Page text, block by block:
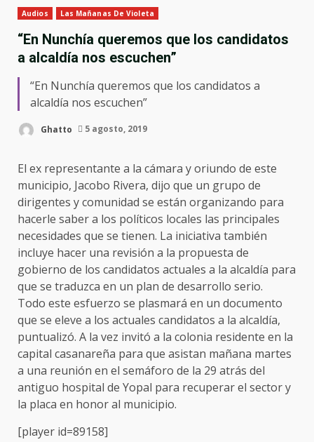
Audios Las Mañanas De Violeta
“En Nunchía queremos que los candidatos
a alcaldía nos escuchen”
“En Nunchía queremos que los candidatos a
alcaldía nos escuchen”
Ghatto 5 agosto, 2019
El ex representante a la cámara y oriundo de este
municipio, Jacobo Rivera, dijo que un grupo de
dirigentes y comunidad se están organizando para
hacerle saber a los políticos locales las principales
necesidades que se tienen. La iniciativa también
incluye hacer una revisión a la propuesta de
gobierno de los candidatos actuales a la alcaldía para
que se traduzca en un plan de desarrollo serio.
Todo este esfuerzo se plasmará en un documento
que se eleve a los actuales candidatos a la alcaldía,
puntualizó. A la vez invitó a la colonia residente en la
capital casanareña para que asistan mañana martes
a una reunión en el semáforo de la 29 atrás del
antiguo hospital de Yopal para recuperar el sector y
la placa en honor al municipio.
[player id=89158]